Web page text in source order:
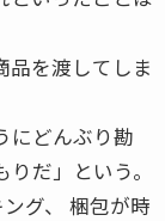
品を渡してしま
にどんぶり勘
だ」という。
グ、 梱包が時